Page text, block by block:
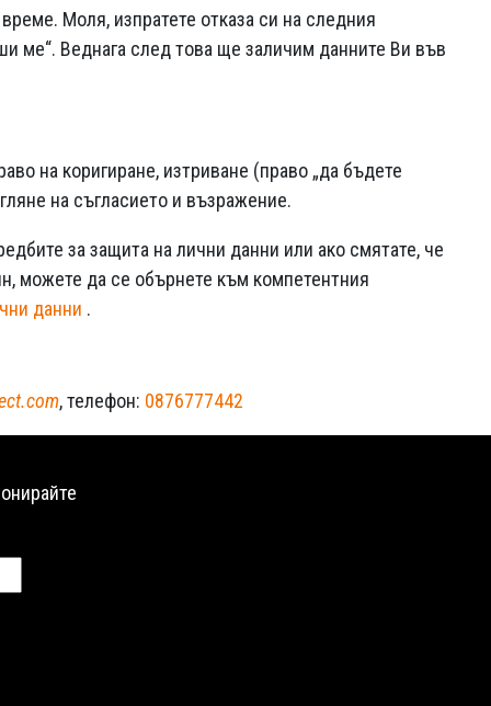
Моля, изпратете отказа си на следния
ме“. Веднага след това ще заличим данните Ви във
на коригиране, изтриване (право „да бъдете
на съгласието и възражение.
за защита на лични данни или ако смятате, че
можете да се обърнете към компетентния
данни .
, телефон: 0876777442